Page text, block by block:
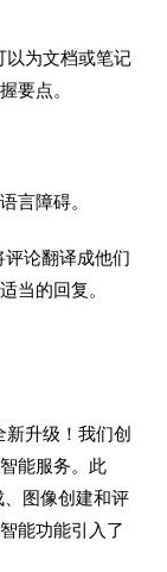
以为文档或笔记
要点。
言障碍。
论翻译成他们
当的回复。
升级！我们创
能服务。此
图像创建和评
能功能引入了